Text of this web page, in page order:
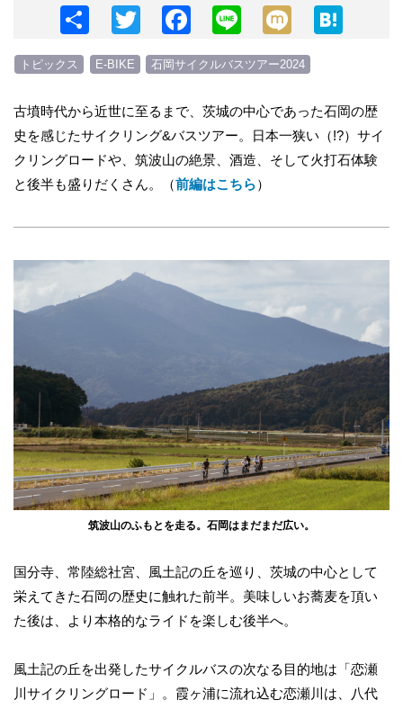
S
h
ar
e
T
wi
tt
er
F
a
c
e
b
o
o
k
Li
n
e
M
ixi
n
a
トピックス E-BIKE 石岡サイクルバスツアー2024
古墳時代から近世に至るまで、茨城の中心であった石岡の歴
史を感じたサイクリング&バスツアー。日本一狭い（!?）サイ
クリングロードや、筑波山の絶景、酒造、そして火打石体験
と後半も盛りだくさん。（前編はこちら）
筑波山のふもとを走る。石岡はまだまだ広い。
国分寺、常陸総社宮、風土記の丘を巡り、茨城の中心として
栄えてきた石岡の歴史に触れた前半。美味しいお蕎麦を頂い
た後は、より本格的なライドを楽しむ後半へ。
風土記の丘を出発したサイクルバスの次なる目的地は「恋瀬
川サイクリングロード」。霞ヶ浦に流れ込む恋瀬川は、八代